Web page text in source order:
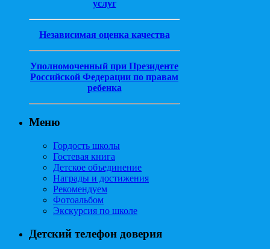
услуг
Независимая оценка качества
Уполномоченный при Президенте
Российской Федерации по правам
ребенка
Меню
Гордость школы
Гостевая книга
Детское объединение
Награды и достижения
Рекомендуем
Фотоальбом
Экскурсия по школе
Детский телефон доверия